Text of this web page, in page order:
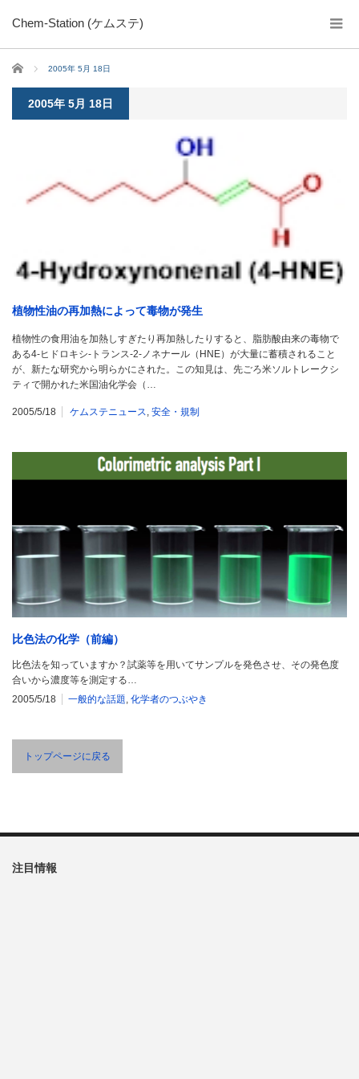
Chem-Station (ケムステ)
ホーム 2005年 5月 18日
2005年 5月 18日
植物性油の再加熱によって毒物が発生
植物性の食用油を加熱しすぎたり再加熱したりすると、脂肪酸由来の毒物で
ある4-ヒドロキシ-トランス-2-ノネナール（HNE）が大量に蓄積されること
が、新たな研究から明らかにされた。この知見は、先ごろ米ソルトレークシ
ティで開かれた米国油化学会（…
2005/5/18 ケムステニュース, 安全・規制
比色法の化学（前編）
比色法を知っていますか？試薬等を用いてサンプルを発色させ、その発色度
合いから濃度等を測定する…
2005/5/18
一般的な話題 化学者のつぶやき
トップページに戻る
注目情報